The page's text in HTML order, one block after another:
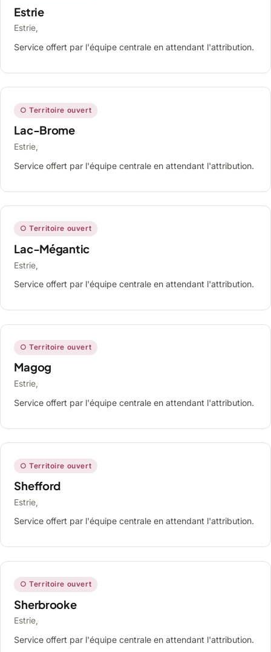
Estrie
Estrie,
Service offert par l'équipe centrale en attendant l'attribution.
○ Territoire ouvert
Lac-Brome
Estrie,
Service offert par l'équipe centrale en attendant l'attribution.
○ Territoire ouvert
Lac-Mégantic
Estrie,
Service offert par l'équipe centrale en attendant l'attribution.
○ Territoire ouvert
Magog
Estrie,
Service offert par l'équipe centrale en attendant l'attribution.
○ Territoire ouvert
Shefford
Estrie,
Service offert par l'équipe centrale en attendant l'attribution.
○ Territoire ouvert
Sherbrooke
Estrie,
Service offert par l'équipe centrale en attendant l'attribution.